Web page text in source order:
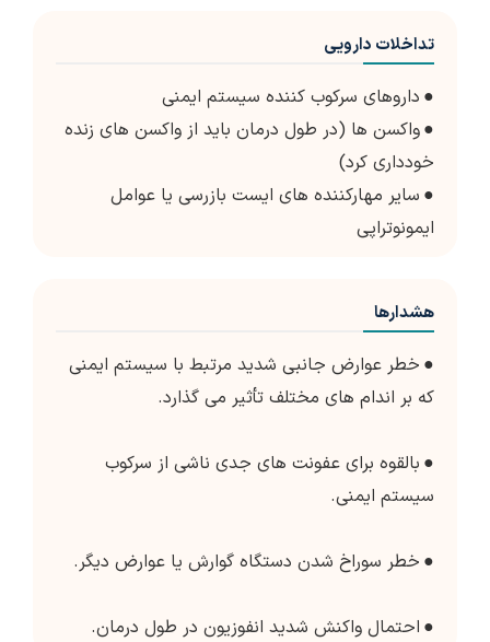
تداخلات دارویی
● داروهای سرکوب کننده سیستم ایمنی
●واکسن ها (در طول درمان باید از واکسن های زنده
خودداری کرد)
● سایر مهارکننده های ایست بازرسی یا عوامل
ایمونوتراپی
هشدارها
● خطر عوارض جانبی شدید مرتبط با سیستم ایمنی
که بر اندام های مختلف تأثیر می گذارد.
● بالقوه برای عفونت های جدی ناشی از سرکوب
سیستم ایمنی.
● خطر سوراخ شدن دستگاه گوارش یا عوارض دیگر.
● احتمال واکنش شدید انفوزیون در طول درمان.